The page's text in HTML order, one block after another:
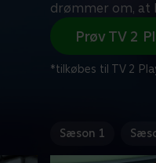
drømmer om, at
Prøv TV 2
*tilkøbes til TV 2
Sæson 1